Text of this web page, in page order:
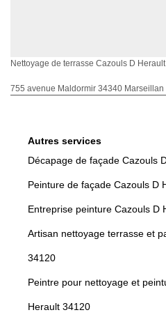
Nettoyage de terrasse Cazouls D Herault
755 avenue Maldormir 34340 Marseillan
Autres services
Décapage de façade Cazouls
Peinture de façade Cazouls D
Entreprise peinture Cazouls D
Artisan nettoyage terrasse et
34120
Peintre pour nettoyage et
Herault 34120